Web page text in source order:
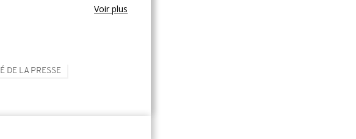
Voir plus
DE LA PRESSE